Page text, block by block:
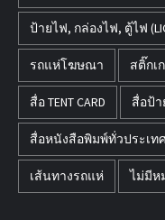
ป้ายไฟ, กล่องไฟ, ตู้ไฟ
รถแห่โฆษณา สติ๊กเ
สื่อ TENT CARD สื่อป้า
สื่อหนังสือพิมพ์ทั่วประเท
เส้นทางรถแห่ ไม่มีห